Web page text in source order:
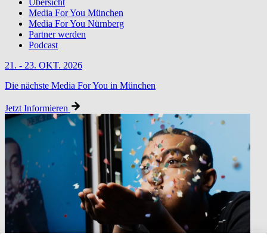
Übersicht
Media For You München
Media For You Nürnberg
Partner werden
Podcast
21. - 23. OKT. 2026
Die nächste Media For You in München
Jetzt Informieren